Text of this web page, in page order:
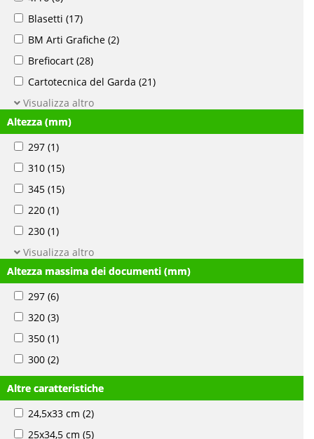
Blasetti (17)
BM Arti Grafiche (2)
Brefiocart (28)
Cartotecnica del Garda (21)
Visualizza altro
Altezza (mm)
297 (1)
310 (15)
345 (15)
220 (1)
230 (1)
Visualizza altro
Altezza massima dei documenti (mm)
297 (6)
320 (3)
350 (1)
300 (2)
Altre caratteristiche
24,5x33 cm (2)
25x34,5 cm (5)